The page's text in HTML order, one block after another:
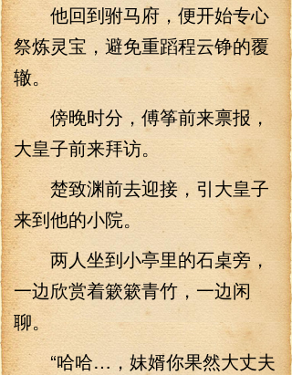
他回到驸马府，便开始专心
祭炼灵宝，避免重蹈程云铮的覆
辙。
傍晚时分，傅筝前来禀报，
大皇子前来拜访。
楚致渊前去迎接，引大皇子
来到他的小院。
两人坐到小亭里的石桌旁，
一边欣赏着簌簌青竹，一边闲
聊。
“哈哈…，妹婿你果然大丈夫